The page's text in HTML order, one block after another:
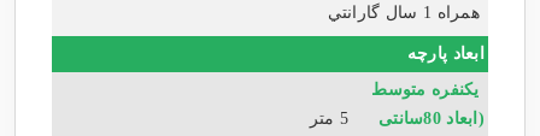
همراه 1 سال گارانتي
ابعاد پارچه
یکنفره متوسط
(ابعاد 80سانتی
5 متر